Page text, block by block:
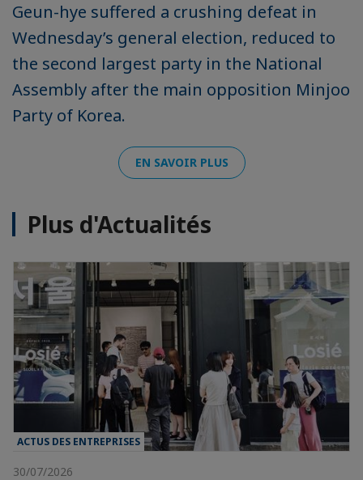
Geun-hye suffered a crushing defeat in
Wednesday’s general election, reduced to
the second largest party in the National
Assembly after the main opposition Minjoo
Party of Korea.
EN SAVOIR PLUS
Plus d'Actualités
ACTUS DES ENTREPRISES
30/07/2026